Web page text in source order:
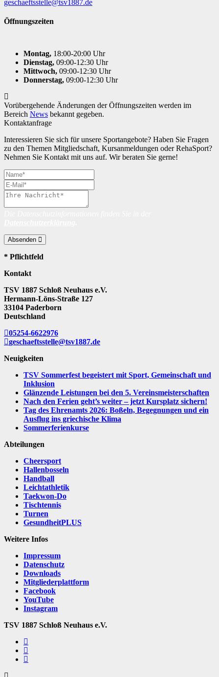
geschaeftsstelle@tsv1887.de
Öffnungszeiten
Montag, 18:00-20:00 Uhr
Dienstag, 09:00-12:30 Uhr
Mittwoch, 09:00-12:30 Uhr
Donnerstag, 09:00-12:30 Uhr
Vorübergehende Änderungen der Öffnungszeiten werden im
Bereich News bekannt gegeben.
Kontaktanfrage
Interessieren Sie sich für unsere Sportangebote? Haben Sie Fragen
zu den Themen Mitgliedschaft, Kursanmeldungen oder RehaSport?
Nehmen Sie Kontakt mit uns auf. Wir beraten Sie gerne!
Absenden
* Pflichtfeld
Kontakt
TSV 1887 Schloß Neuhaus e.V.
Hermann-Löns-Straße 127
33104 Paderborn
Deutschland
05254-6622976
geschaeftsstelle@tsv1887.de
Neuigkeiten
TSV Sommerfest begeistert mit Sport, Gemeinschaft und
Inklusion
Glänzende Leistungen bei den 5. Vereinsmeisterschaften
Nach den Ferien geht’s weiter – jetzt Kursplatz sichern!
Tag des Ehrenamts 2026: Boßeln, Begegnungen und ein
Ausflug ins griechische Klima
Sommerferienkurse
Abteilungen
Cheersport
Hallenbosseln
Handball
Leichtathletik
Taekwon-Do
Tischtennis
Turnen
GesundheitPLUS
Weitere Infos
Impressum
Datenschutz
Downloads
Mitgliederplattform
Facebook
YouTube
Instagram
TSV 1887 Schloß Neuhaus e.V.